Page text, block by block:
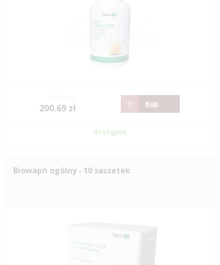
200.69 zł Kup
dostępne
Biowapń ogólny - 10 saszetek